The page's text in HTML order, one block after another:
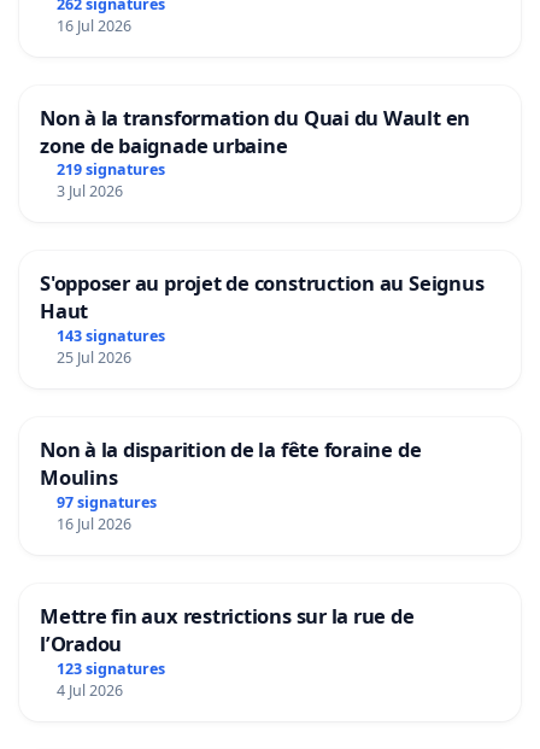
Aubenas et ses alentours
16 Jul 2026
Non à la transformation du Quai du Wault en
zone de baignade urbaine
219 signatures
3 Jul 2026
S'opposer au projet de construction au Seignus
Haut
143 signatures
25 Jul 2026
Non à la disparition de la fête foraine de
Moulins
97 signatures
16 Jul 2026
Mettre fin aux restrictions sur la rue de
l’Oradou
123 signatures
4 Jul 2026